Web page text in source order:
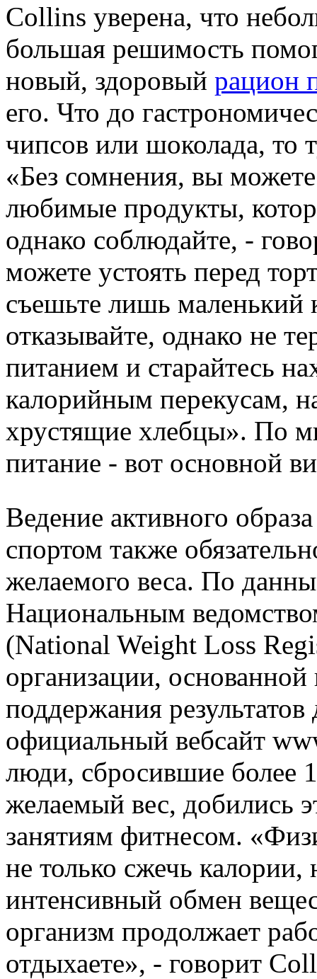
Collins уверена, что
большая решимость
новый, здоровый рацион
его. Что до
чипсов или шоколада, то
«Без сомнения, вы
любимые продукты,
однако соблюдайте, -
можете устоять перед
съешьте лишь маленький
отказывайте, однако не
питанием и старайтесь
калорийным перекусам,
хрустящие хлебцы». По
питание - вот основной
Ведение активного
спортом также
желаемого веса. По
Национальным
(National Weight Loss
организации,
поддержания
официальный вебсайт
люди, сбросившие более
желаемый вес, добились
занятиям фитнесом.
не только сжечь
интенсивный обмен
организм продолжает
отдыхаете», - говорит